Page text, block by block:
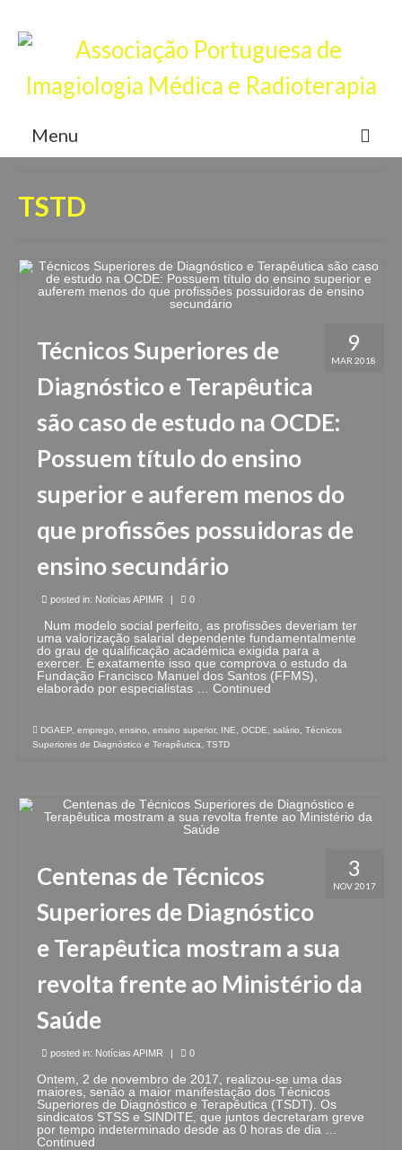
Menu
Associados
Eventos
Notícias
TSTD
9
MAR 2018
Técnicos Superiores de
Diagnóstico e Terapêutica
são caso de estudo na OCDE:
Possuem título do ensino
superior e auferem menos do
que profissões possuidoras de
ensino secundário
posted in: Notícias APIMR | 0
Num modelo social perfeito, as profissões deveriam ter
uma valorização salarial dependente fundamentalmente
do grau de qualificação académica exigida para a
exercer. É exatamente isso que comprova o estudo da
Fundação Francisco Manuel dos Santos (FFMS),
elaborado por especialistas … Continued
DGAEP emprego ensino ensino superior, INE OCDE salário
Técnicos
Superiores de Diagnóstico e Terapêutica
TSTD
3
NOV 2017
Centenas de Técnicos
Superiores de Diagnóstico
e Terapêutica mostram a sua
revolta frente ao Ministério da
Saúde
posted in: Notícias APIMR | 0
Ontem, 2 de novembro de 2017, realizou-se uma das
maiores, senão a maior manifestação dos Técnicos
Superiores de Diagnóstico e Terapêutica (TSDT). Os
sindicatos STSS e SINDITE, que juntos decretaram greve
por tempo indeterminado desde as 0 horas de dia …
Continued